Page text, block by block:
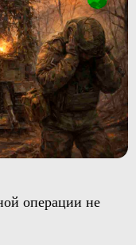
операции не